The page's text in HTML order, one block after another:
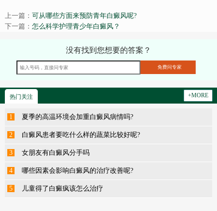
上一篇： 可从哪些方面来预防青年白癜风呢?
下一篇： 怎么科学护理青少年白癜风？
没有找到您想要的答案？
热门关注 +MORE
1 夏季的高温环境会加重白癜风病情吗?
2 白癜风患者要吃什么样的蔬菜比较好呢?
3 女朋友有白癜风分手吗
4 哪些因素会影响白癜风的治疗改善呢?
5 儿童得了白癜疯该怎么治疗